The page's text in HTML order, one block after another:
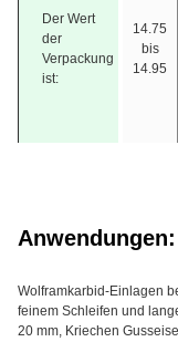
Der Wert
der
Verpackung
ist:
14.75
bis
14.95
Anwendungen:
Wolframkarbid-Einlagen
feinem Schleifen und
20 mm, Kriechen